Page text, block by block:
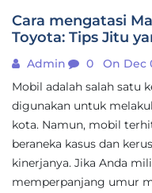
Cara mengatasi
Toyota: Tips Jitu
Admin 0
On Dec
Mobil adalah salah satu
digunakan untuk
kota. Namun, mobil
beraneka kasus dan
kinerjanya. Jika Anda
memperpanjang umur